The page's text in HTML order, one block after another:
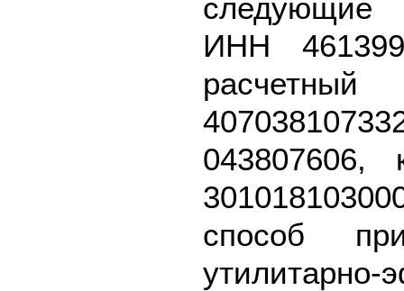
следующие
ИНН
043807606,
способ